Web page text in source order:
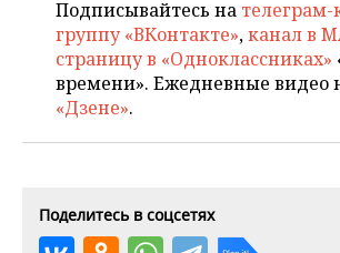
ONLINE-КОНФЕРЕНЦИИ
ОТКРЫТАЯ ЛЕКЦИЯ
ХОККЕЙ
БАСКЕТБОЛ
ВОЛЕЙБОЛ
ФИГУРНОЕ КАТАНИЕ
ВЛАСТЬ
ИНФРАСТРУКТУРА
ИСТОРИЯ
МЕДИЦИНА
СЮЖЕТЫ
СПРАВОЧНИК
СПИСОК ПЕРСОН
ПОЛНАЯ ВЕРСИЯ
Подписывайтесь на телеграм-
группу «ВКонтакте»,канал в
страницу в «Одноклассниках»
времени». Ежедневные видео
«Дзене».
Поделитесь в соцсетях